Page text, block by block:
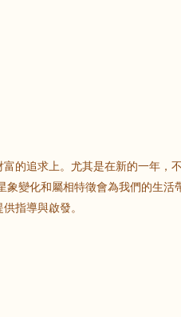
的追求上。尤其是在新的一年，
變化和屬相特徵會為我們的生活
指導與啟發。